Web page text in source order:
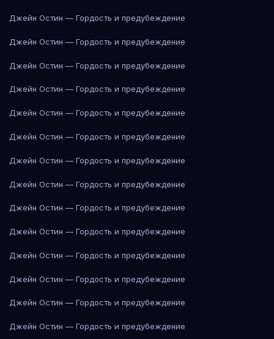
Джейн Остин — Гордость и предубеждение
Джейн Остин — Гордость и предубеждение
Джейн Остин — Гордость и предубеждение
Джейн Остин — Гордость и предубеждение
Джейн Остин — Гордость и предубеждение
Джейн Остин — Гордость и предубеждение
Джейн Остин — Гордость и предубеждение
Джейн Остин — Гордость и предубеждение
Джейн Остин — Гордость и предубеждение
Джейн Остин — Гордость и предубеждение
Джейн Остин — Гордость и предубеждение
Джейн Остин — Гордость и предубеждение
Джейн Остин — Гордость и предубеждение
Джейн Остин — Гордость и предубеждение